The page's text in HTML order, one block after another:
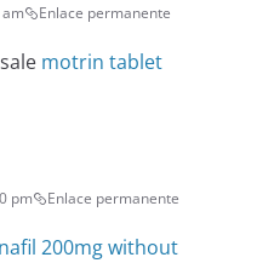
Enlace permanente
motrin tablet
pm Enlace permanente
200mg without